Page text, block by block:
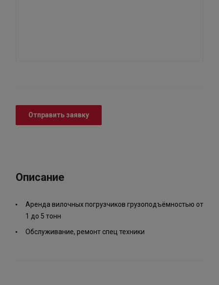
Отправить заявку
Описание
Аренда вилочных погрузчиков грузоподъёмностью от
1 до 5 тонн
Обслуживание, ремонт спец техники